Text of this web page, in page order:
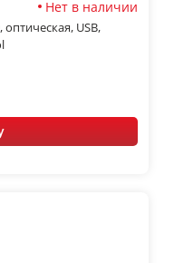
Нет в наличии
USB,